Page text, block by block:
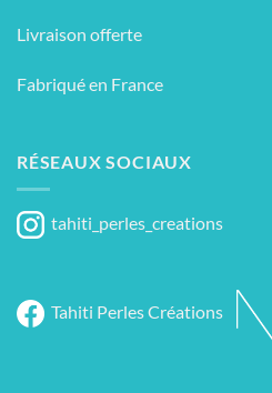
Livraison offerte
Fabriqué en France
RÉSEAUX SOCIAUX
tahiti_perles_creations
Tahiti Perles Créations